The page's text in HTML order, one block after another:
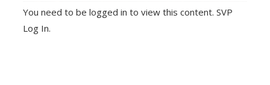
You need to be logged in to view this content. SVP
Log In.